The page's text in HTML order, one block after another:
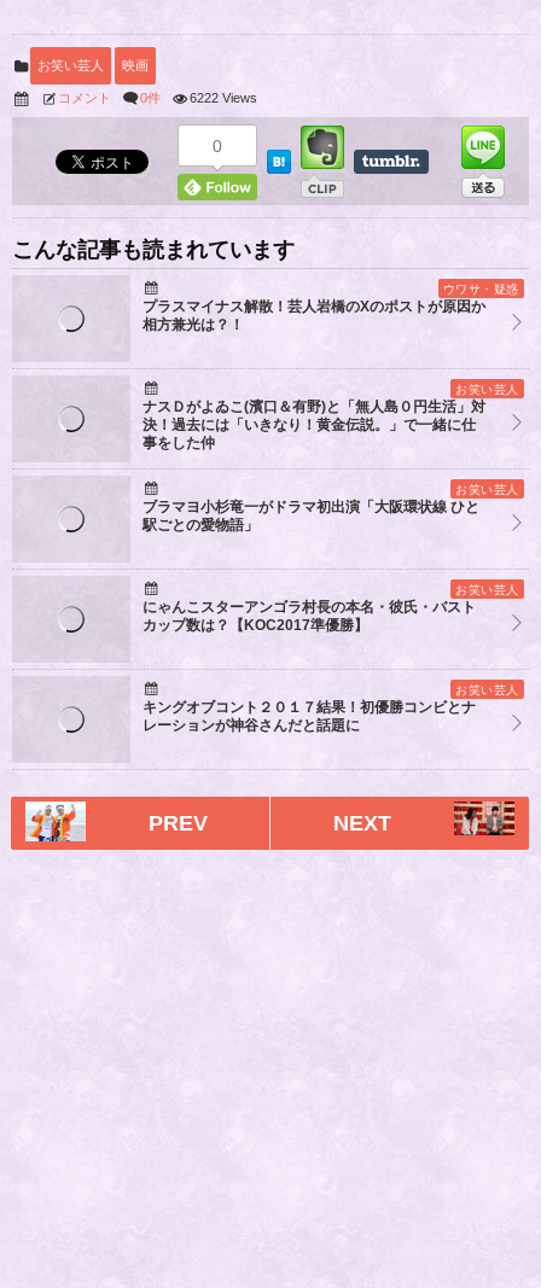
お笑い芸人 映画
コメント 0件 6222 Views
0
こんな記事も読まれています
ウワサ・疑惑
プラスマイナス解散！芸人岩橋のXのポストが原因か
相方兼光は？！
お笑い芸人
ナスＤがよゐこ(濱口＆有野)と「無人島０円生活」対
決！過去には「いきなり！黄金伝説。」で一緒に仕
事をした仲
お笑い芸人
ブラマヨ小杉竜一がドラマ初出演「大阪環状線 ひと
駅ごとの愛物語」
お笑い芸人
にゃんこスターアンゴラ村長の本名・彼氏・バスト
カップ数は？【KOC2017準優勝】
お笑い芸人
キングオブコント２０１７結果！初優勝コンビとナ
レーションが神谷さんだと話題に
PREV NEXT